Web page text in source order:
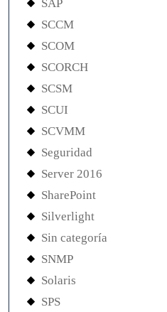
SAP
SCCM
SCOM
SCORCH
SCSM
SCUI
SCVMM
Seguridad
Server 2016
SharePoint
Silverlight
Sin categoría
SNMP
Solaris
SPS